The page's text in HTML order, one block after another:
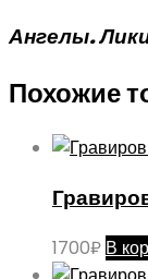
Ангелы.
Похожие
1700₽ В